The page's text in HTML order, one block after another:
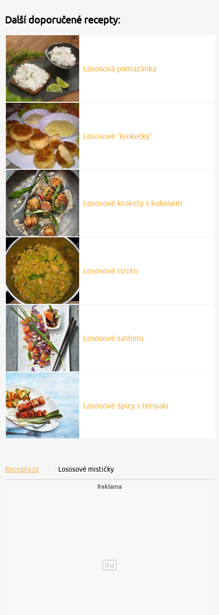
Další doporučené recepty:
Lososová pomazánka
Lososové 'kroketky'
Lososové krokety s kokosem
Lososové rizoto
Lososové sashimi
Lososové špízy s teriyaki
Recepty.cz Lososové mističky